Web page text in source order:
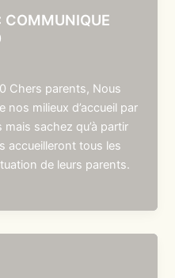
COMMUNIQUE
Chers parents, Nous
milieux d’accueil par
sachez qu’à partir
accueilleront tous les
de leurs parents.